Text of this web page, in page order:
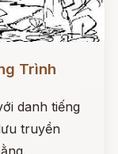
Trình
danh tiếng
truyền